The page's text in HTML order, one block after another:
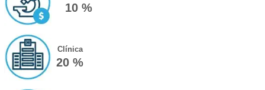
10 %
Clínica
20 %